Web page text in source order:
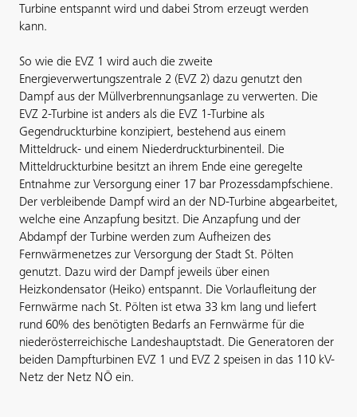
Turbine entspannt wird und dabei Strom erzeugt werden
kann.
So wie die EVZ 1 wird auch die zweite
Energieverwertungszentrale 2 (EVZ 2) dazu genutzt den
Dampf aus der Müllverbrennungsanlage zu verwerten. Die
EVZ 2-Turbine ist anders als die EVZ 1-Turbine als
Gegendruckturbine konzipiert, bestehend aus einem
Mitteldruck- und einem Niederdruckturbinenteil. Die
Mitteldruckturbine besitzt an ihrem Ende eine geregelte
Entnahme zur Versorgung einer 17 bar Prozessdampfschiene.
Der verbleibende Dampf wird an der ND-Turbine abgearbeitet,
welche eine Anzapfung besitzt. Die Anzapfung und der
Abdampf der Turbine werden zum Aufheizen des
Fernwärmenetzes zur Versorgung der Stadt St. Pölten
genutzt. Dazu wird der Dampf jeweils über einen
Heizkondensator (Heiko) entspannt. Die Vorlaufleitung der
Fernwärme nach St. Pölten ist etwa 33 km lang und liefert
rund 60% des benötigten Bedarfs an Fernwärme für die
niederösterreichische Landeshauptstadt. Die Generatoren der
beiden Dampfturbinen EVZ 1 und EVZ 2 speisen in das 110 kV-
Netz der Netz NÖ ein.